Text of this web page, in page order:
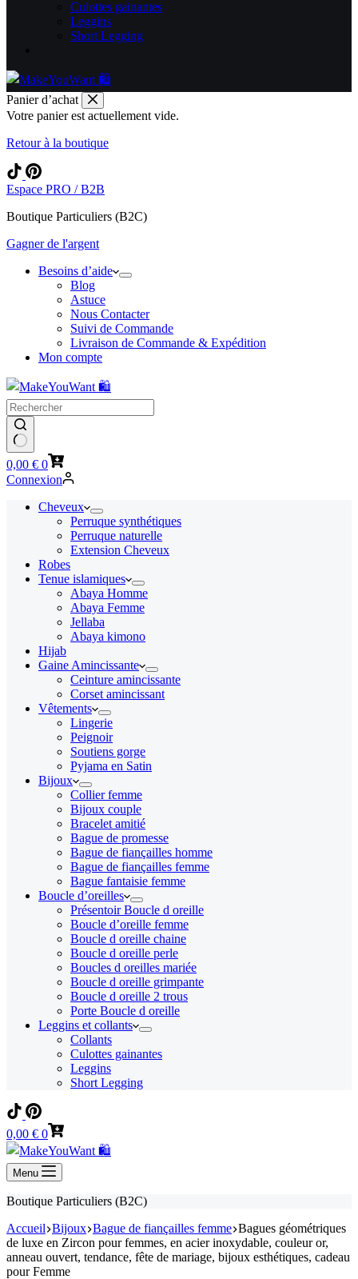
Culottes gainantes
Leggins
Short Legging
Panier d’achat
Votre panier est actuellement vide.
Retour à la boutique
Espace PRO / B2B
Boutique Particuliers (B2C)
Gagner de l'argent
Besoins d’aide
Blog
Astuce
Nous Contacter
Suivi de Commande
Livraison de Commande & Expédition
Mon compte
Panier
d’achat
0,00 € 0
Connexion
Cheveux
Perruque synthétiques
Perruque naturelle
Extension Cheveux
Robes
Tenue islamiques
Abaya Homme
Abaya Femme
Jellaba
Abaya kimono
Hijab
Gaine Amincissante
Ceinture amincissante
Corset amincissant
Vêtements
Lingerie
Peignoir
Soutiens gorge
Pyjama en Satin
Bijoux
Collier femme
Bijoux couple
Bracelet amitié
Bague de promesse
Bague de fiançailles homme
Bague de fiançailles femme
Bague fantaisie femme
Boucle d’oreilles
Présentoir Boucle d oreille
Boucle d’oreille femme
Boucle d oreille chaine
Boucle d oreille perle
Boucles d oreilles mariée
Boucle d oreille grimpante
Boucle d oreille 2 trous
Porte Boucle d oreille
Leggins et collants
Collants
Culottes gainantes
Leggins
Short Legging
Panier
d’achat
0,00 € 0
Menu
Boutique Particuliers (B2C)
Accueil Bijoux Bague de fiançailles femme Bagues géométriques
de luxe en Zircon pour femmes, en acier inoxydable, couleur or,
anneau ouvert, tendance, fête de mariage, bijoux esthétiques, cadeau
pour Femme